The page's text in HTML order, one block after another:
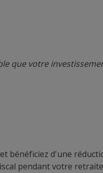
que votre
bénéficiez d'une
pendant votre